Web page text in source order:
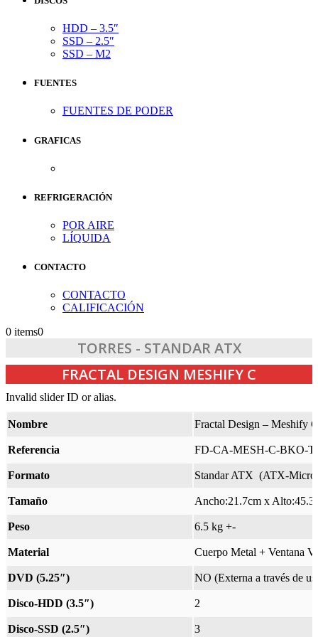
HDD – 3.5″
SSD – 2.5″
SSD – M2
FUENTES
FUENTES DE PODER
GRAFICAS
REFRIGERACIÓN
POR AIRE
LÍQUIDA
CONTACTO
CONTACTO
CALIFICACIÓN
0 items0
TORRES - STANDAR ATX
FRACTAL DESIGN MESHIFY C
Invalid slider ID or alias.
Nombre Fractal Design – Meshify C
Referencia FD-CA-MESH-C-BKO-
Formato Standar ATX (ATX-
Tamaño Ancho:21.7cm x
Peso 6.5 kg +-
Material Cuerpo Metal + Ventana
DVD (5.25″) NO (Externa a través de
Disco-HDD (3.5″) 2
Disco-SSD (2.5″) 3